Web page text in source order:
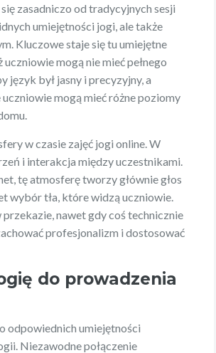
zasadniczo od tradycyjnych sesji
umiejętności jogi, ale także
Kluczowe staje się tu umiejętne
mogą nie mieć pełnego
język był jasny i precyzyjny, a
mogą mieć różne poziomy
w czasie zajęć jogi online. W
i interakcja między uczestnikami.
tę atmosferę tworzy głównie głos
wybór tła, które widzą uczniowie.
nawet gdy coś technicznie
profesjonalizm i dostosować
do prowadzenia
odpowiednich umiejętności
Niezawodne połączenie